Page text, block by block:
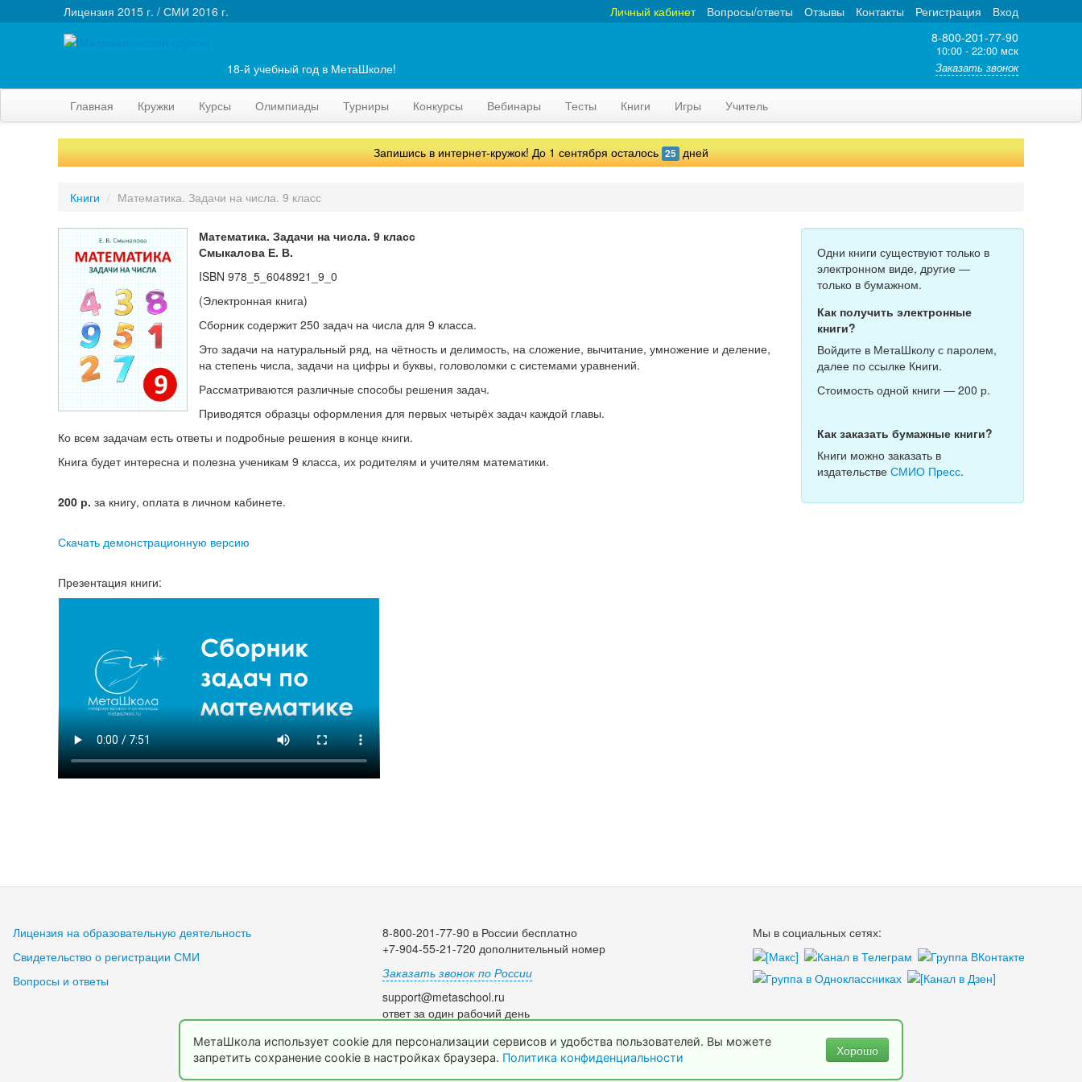
Лицензия 2015 г. / СМИ 2016 г. Вход
Регистрация
Контакты
Отзывы
Вопросы/ответы
Личный кабинет
8-800-201-77-90
10:00 - 22:00 мск
Заказать звонок
18-й учебный год в МетаШколе!
Главная Кружки Курсы Олимпиады Турниры Конкурсы Вебинары Тесты Книги Игры Учитель
Запишись в интернет-кружок! До 1 сентября осталось 25 дней
Книги / Математика. Задачи на числа. 9 класс
Математика. Задачи на числа. 9 класс
Смыкалова Е. В.
ISBN 978_5_6048921_9_0
(Электронная книга)
Сборник содержит 250 задач на числа для 9 класса.
Это задачи на натуральный ряд, на чётность и делимость, на сложение, вычитание, умножение и деление,
на степень числа, задачи на цифры и буквы, головоломки с системами уравнений.
Рассматриваются различные способы решения задач.
Приводятся образцы оформления для первых четырёх задач каждой главы.
Ко всем задачам есть ответы и подробные решения в конце книги.
Книга будет интересна и полезна ученикам 9 класса, их родителям и учителям математики.
200 р. за книгу, оплата в личном кабинете.
Скачать демонстрационную версию
Презентация книги:
Одни книги существуют только в
электронном виде, другие —
только в бумажном.
Как получить электронные
книги?
Войдите в МетаШколу с паролем,
далее по ссылке Книги.
Стоимость одной книги — 200 р.
Как заказать бумажные книги?
Книги можно заказать в
издательствеСМИО Пресс.
Лицензия на образовательную деятельность
Свидетельство о регистрации СМИ
Вопросы и ответы
8-800-201-77-90 в России бесплатно
+7-904-55-21-720 дополнительный номер
Заказать звонок по России
support@metaschool.ru
ответ за один рабочий день
Мы в социальных сетях:
© 2009-2026 МетаШкола, www.metaschool.ru
МетаШкола использует cookie для персонализации сервисов и удобства пользователей. Вы можете
запретить сохранение cookie в настройках браузера. Политика конфиденциальности Хорошо